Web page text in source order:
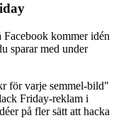
Facebook kommer idén
sparar med under
för varje semmel-bild"
Friday-reklam i
på fler sätt att hacka